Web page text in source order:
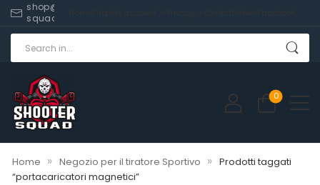
shop@shooter-
squad.com
0
Home » Negozio per il tiratore Sportivo » Prodotti taggati
“portacaricatori magnetici”